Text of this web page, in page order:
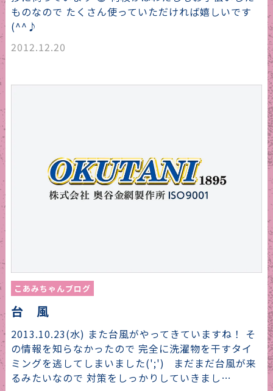
ものなので たくさん使っていただければ嬉しいです
(^^♪
2012.12.20
こあみちゃんブログ
台 風
2013.10.23(水) また台風がやってきていますね！ そ
の情報を知らなかったので 完全に洗濯物を干すタイ
ミングを逃してしまいました(';') まだまだ台風が来
るみたいなので 対策をしっかりしていきまし…